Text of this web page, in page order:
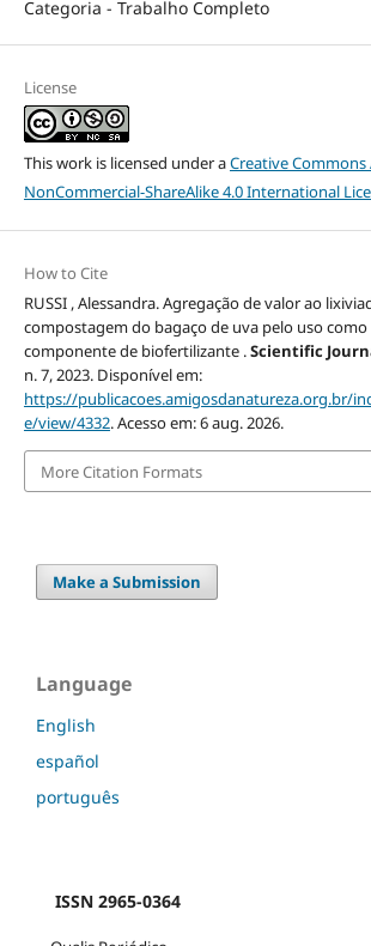
Categoria - Trabalho Completo
License
This work is licensed under aCreative
NonCommercial-ShareAlike 4.0 International
How to Cite
RUSSI , Alessandra. Agregação de valor ao
compostagem do bagaço de uva pelo uso
componente de biofertilizante .Scientific
n. 7, 2023. Disponível em:
https://publicacoes.amigosdanatureza.org.br/
e/view/4332. Acesso em: 6 aug. 2026.
More Citation Formats
Make a Submission
Language
English
español
português
ISSN 2965-0364